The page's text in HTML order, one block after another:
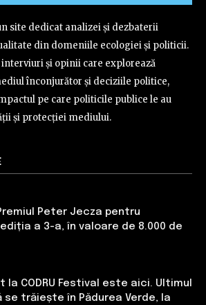
site dedicat analizei și dezbaterii
din domeniile ecologiei și politicii.
și opinii care explorează
înconjurător și deciziile politice,
pe care politicile publice le au
și protecției mediului.
Peter Jecza pentru
a 3-a, în valoare de 8.000 de
la CODRU Festival este aici. Ultimul
se trăiește în Pădurea Verde, la